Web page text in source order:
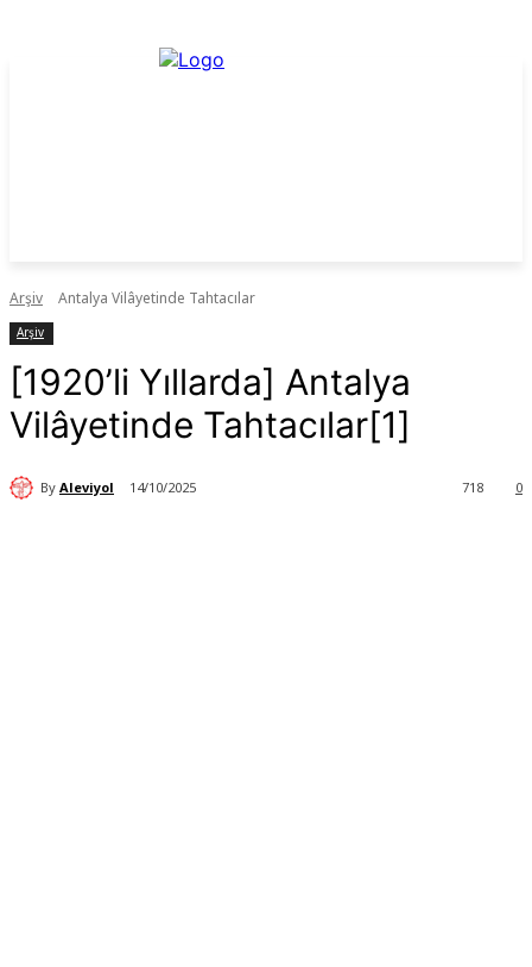
Arşiv Antalya Vilâyetinde Tahtacılar
Arşiv
[1920’li Yıllarda] Antalya
Vilâyetinde Tahtacılar[1]
By Aleviyol 14/10/2025 0
718